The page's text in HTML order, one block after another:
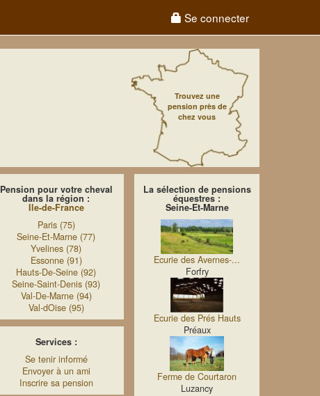
Se connecter
Trouvez une
pension près de
chez vous
Pension pour votre cheval
dans la région :
Ile-de-France
Paris (75)
Seine-Et-Marne (77)
Yvelines (78)
Essonne (91)
Hauts-De-Seine (92)
Seine-Saint-Denis (93)
Val-De-Marne (94)
Val-dOise (95)
Services :
Se tenir informé
Envoyer à un ami
Inscrire sa pension
La sélection de pensions
équestres :
Seine-Et-Marne
Ecurie des Avernes-...
Forfry
Ecurie des Prés Hauts
Préaux
Ferme de Courtaron
Luzancy